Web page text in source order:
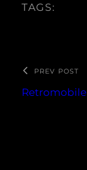
TAGS:
PREV POST